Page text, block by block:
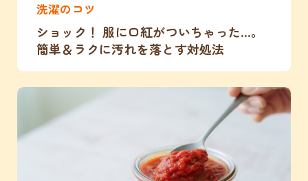
洗濯のコツ
ショック！ 服に口紅がついちゃった…。
簡単＆ラクに汚れを落とす対処法